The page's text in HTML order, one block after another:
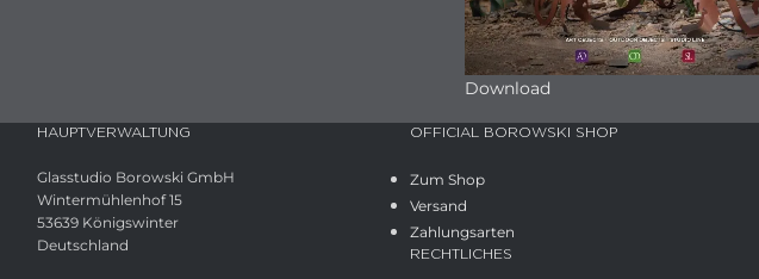
Download
HAUPTVERWALTUNG
Glasstudio Borowski GmbH
Wintermühlenhof 15
53639 Königswinter
Deutschland
OFFICIAL BOROWSKI SHOP
Zum Shop
Versand
Zahlungsarten
RECHTLICHES